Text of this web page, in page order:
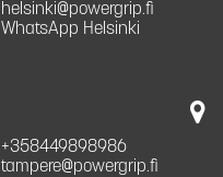
helsinki@powergrip.fi
WhatsApp Helsinki
+358449898986
tampere@powergrip.fi